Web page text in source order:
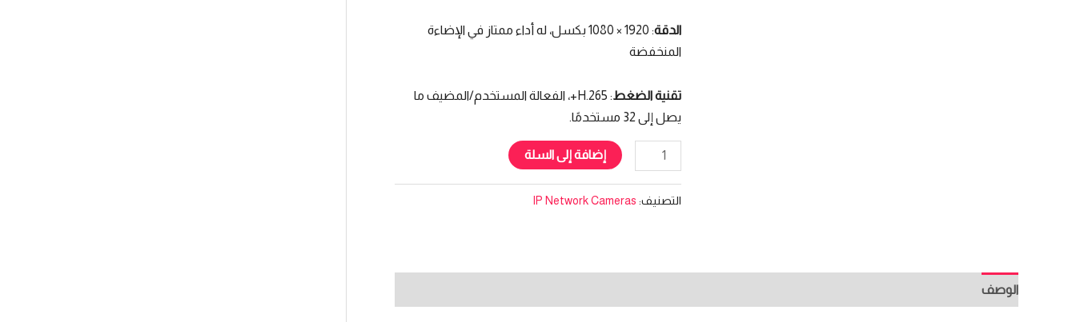
الدقة
: 1920 × 1080 بكسل، له أداء ممتاز في الإضاءة
المنخفضة
تقنية الضغط
: H.265+، الفعالة المستخدم/المضيف ما
يصل إلى 32 مستخدمًا.
إضافة إلى السلة
التصنيف: IP Network Cameras
الوصف